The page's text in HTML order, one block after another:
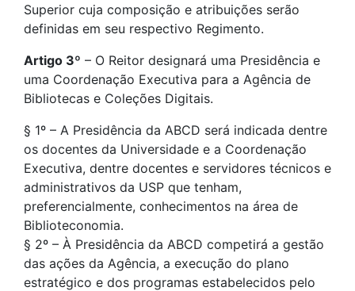
Superior cuja composição e atribuições serão
definidas em seu respectivo Regimento.
Artigo 3º – O Reitor designará uma Presidência e
uma Coordenação Executiva para a Agência de
Bibliotecas e Coleções Digitais.
§ 1º – A Presidência da ABCD será indicada dentre
os docentes da Universidade e a Coordenação
Executiva, dentre docentes e servidores técnicos e
administrativos da USP que tenham,
preferencialmente, conhecimentos na área de
Biblioteconomia.
§ 2º – À Presidência da ABCD competirá a gestão
das ações da Agência, a execução do plano
estratégico e dos programas estabelecidos pelo